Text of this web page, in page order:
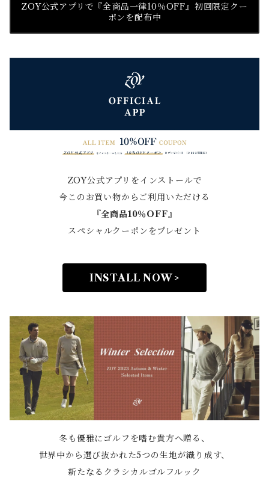
ZOY公式アプリで『全商品一律10％OFF』初回限定クー
ポンを配布中
ZOY公式アプリをインストールで
今このお買い物からご利用いただける
『全商品10％OFF』
スペシャルクーポンをプレゼント
INSTALL NOW >
冬も優雅にゴルフを嗜む貴方へ贈る、
世界中から選び抜かれた5つの生地が織り成す、
新たなるクラシカルゴルフルック